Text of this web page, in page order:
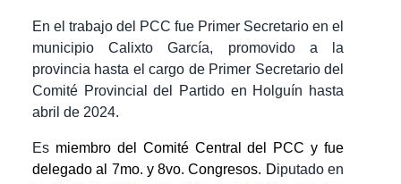
En el trabajo del PCC fue Primer Secretario en el
municipio Calixto García, promovido a la
provincia hasta el cargo de Primer Secretario del
Comité Provincial del Partido en Holguín hasta
abril de 2024.
Es miembro del Comité Central del PCC y fue
delegado al 7mo. y 8vo. Congresos. Diputado en